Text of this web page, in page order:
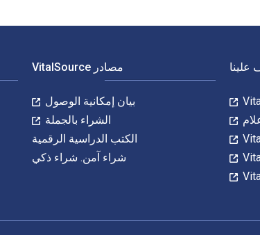
علينا مصادر VitalSource
بيان إمكانية الوصول
الشراء بالجملة
الكتب الدراسية الرقمية
شراء آمن. شراء ذكي